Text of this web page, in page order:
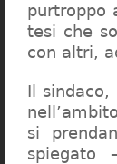
purtroppo
tesi che
con altri,
Il sindaco,
si
spiegato